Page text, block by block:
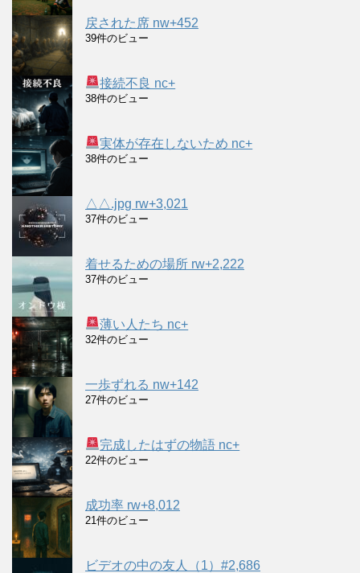
戻された席 nw+452
39件のビュー
接続不良 nc+
38件のビュー
実体が存在しないため nc+
38件のビュー
△△.jpg rw+3,021
37件のビュー
着せるための場所 rw+2,222
37件のビュー
薄い人たち nc+
32件のビュー
一歩ずれる nw+142
27件のビュー
完成したはずの物語 nc+
22件のビュー
成功率 rw+8,012
21件のビュー
ビデオの中の友人（1）#2,686